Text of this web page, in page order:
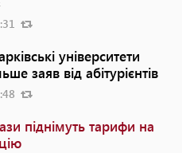
університети
заяв від абітурієнтів
піднімуть тарифи на